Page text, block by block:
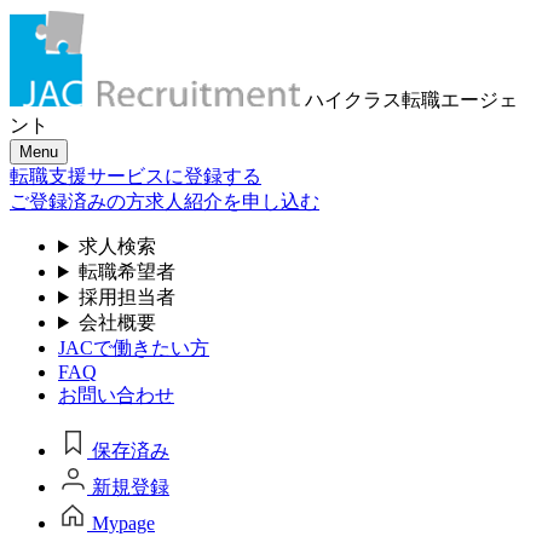
ハイクラス転職エージェ
ント
Menu
転職支援サービスに登録する
ご登録済みの方求人紹介を申し込む
求人検索
転職希望者
採用担当者
会社概要
JACで働きたい方
FAQ
お問い合わせ
保存済み
新規登録
Mypage